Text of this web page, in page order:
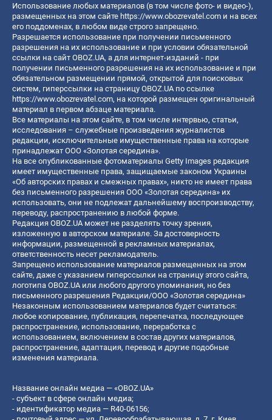
Использование любых материалов (в том числе фото- и видео-),
размещенных на этом сайте https://www.obozrevatel.com и на всех
его поддоменах, в любом виде строго запрещено.
Разрешается использование при получении письменного
разрешения на их использование и при условии обязательной
ссылки на сайт OBOZ.UA, а для интернет-изданий - при
получении письменного разрешения на их использование и при
обязательном размещении прямой, открытой для поисковых
систем, гиперссылки на страницу OBOZ.UA по ссылке
https://www.obozrevatel.com, на которой размещен оригинальный
материал в первом абзаце материала.
Все материалы на этом сайте, в том числе интервью, статьи,
исследования – служебные произведения журналистов
редакции, исключительные имущественные права на которые
принадлежат ООО «Золотая середина».
На все опубликованные фотоматериалы Getty Images редакция
имеет имущественные права, защищаемые законом Украины
«Об авторских правах и смежных правах», никто не имеет права
без письменного разрешения ООО «Золотая середина» их
использовать, они не подлежат дальнейшему воспроизводству,
переводу, распространению в любой форме.
Редакция OBOZ.UA может не разделять точку зрения,
изложенную в авторском материале. За достоверность
информации, размещенной в рекламных материалах,
ответственность несет рекламодатель.
Запрещено использование материалов размещенных на этом
сайте, даже с указанием гиперссылки на страницу этого сайта,
логотипа OBOZ.UA или любого другого упоминания, но без
письменного разрешения Редакции/ООО «Золотая середина»
Незаконным использованием материалов будет считаться:
любое копирование, публикация, перепечатка, последующее
распространение, использование, переработка с
использованием, включением в состав других материалов,
распространение, адаптация, перевод и другие подобные
изменения материала.
Название онлайн медиа — «OBOZ.UA»
- субъект в сфере онлайн медиа;
- идентификатор медиа — R40-06156;